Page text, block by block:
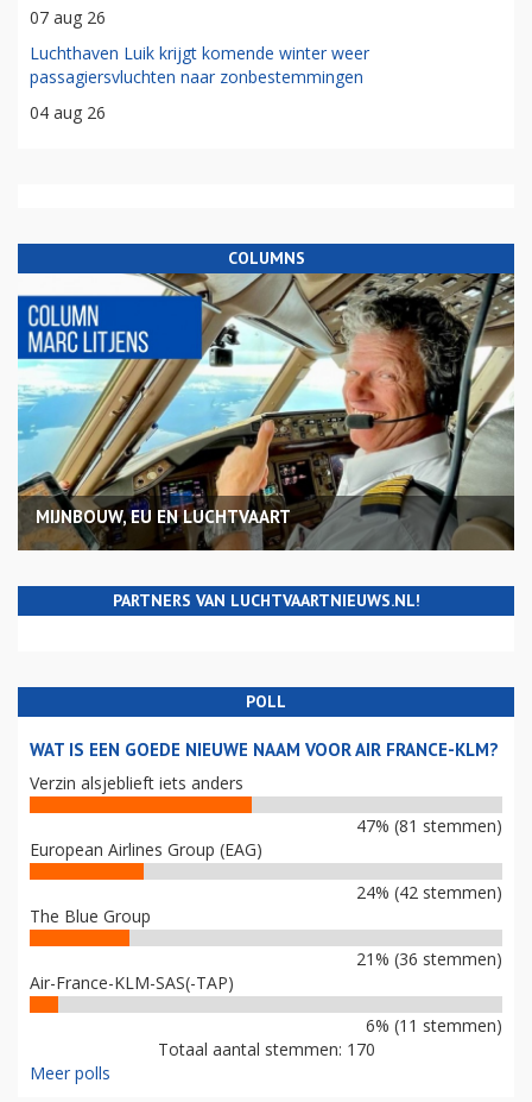
07 aug 26
Luchthaven Luik krijgt komende winter weer
passagiersvluchten naar zonbestemmingen
04 aug 26
COLUMNS
MIJNBOUW, EU EN LUCHTVAART
PARTNERS VAN LUCHTVAARTNIEUWS.NL!
POLL
WAT IS EEN GOEDE NIEUWE NAAM VOOR AIR FRANCE-KLM?
Verzin alsjeblieft iets anders
47% (81 stemmen)
European Airlines Group (EAG)
24% (42 stemmen)
The Blue Group
21% (36 stemmen)
Air-France-KLM-SAS(-TAP)
6% (11 stemmen)
Totaal aantal stemmen: 170
Meer polls